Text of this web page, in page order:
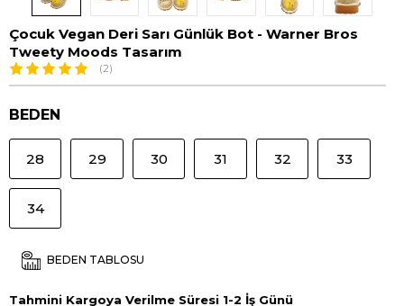
Çocuk Vegan Deri Sarı Günlük Bot - Warner Bros
Tweety Moods Tasarım
(2)
BEDEN
28 29 30 31 32 33
34
BEDEN TABLOSU
Tahmini Kargoya Verilme Süresi 1-2 İş Günü